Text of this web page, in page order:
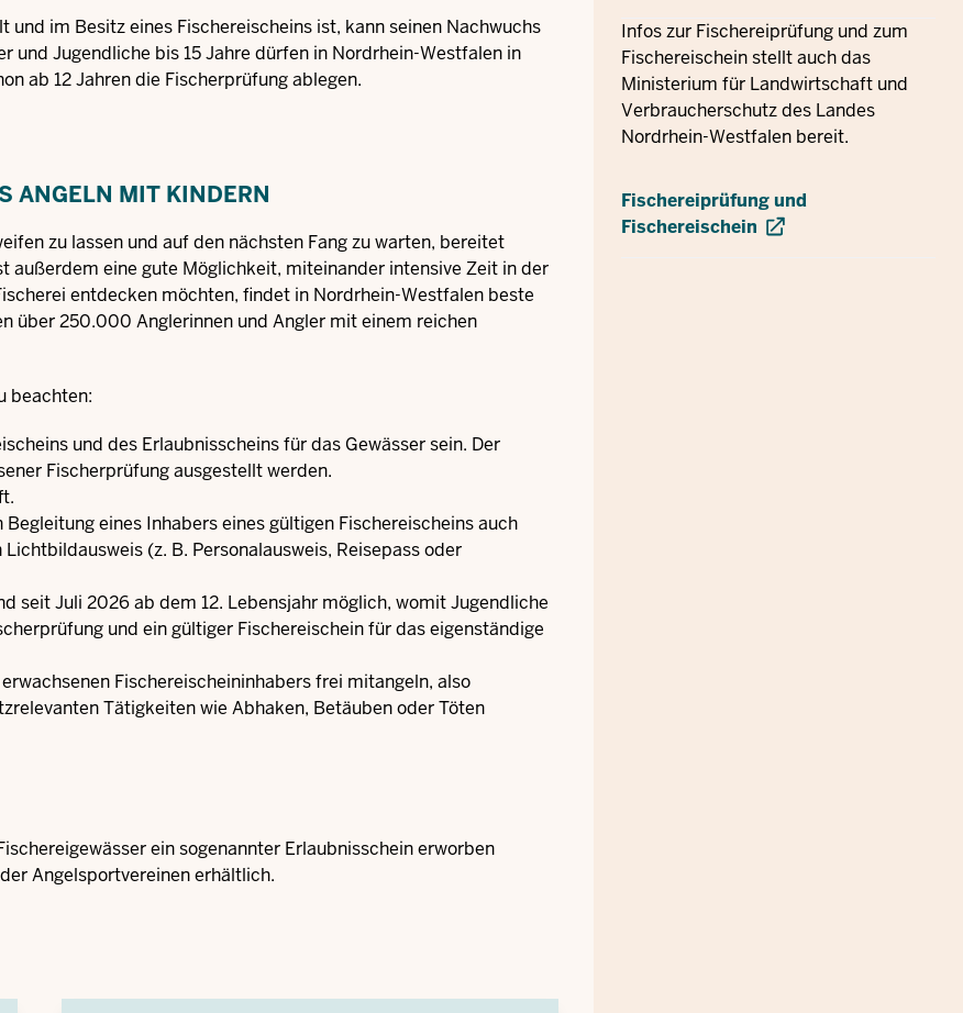
im Besitz eines Fischereischeins ist, kann seinen Nachwuchs
und Jugendliche bis 15 Jahre dürfen in Nordrhein-Westfalen in
ab 12 Jahren die Fischerprüfung ablegen.
ANGELN MIT KINDERN
zu lassen und auf den nächsten Fang zu warten, bereitet
außerdem eine gute Möglichkeit, miteinander intensive Zeit in der
entdecken möchten, findet in Nordrhein-Westfalen beste
über 250.000 Anglerinnen und Angler mit einem reichen
beachten:
und des Erlaubnisscheins für das Gewässer sein. Der
Fischerprüfung ausgestellt werden.
eines Inhabers eines gültigen Fischereischeins auch
(z. B. Personalausweis, Reisepass oder
seit Juli 2026 ab dem 12. Lebensjahr möglich, womit Jugendliche
und ein gültiger Fischereischein für das eigenständige
Fischereischeininhabers frei mitangeln, also
Tätigkeiten wie Abhaken, Betäuben oder Töten
ein sogenannter Erlaubnisschein erworben
Angelsportvereinen erhältlich.
Infos zur Fischereiprüfung und zum
Fischereischein stellt auch das
Ministerium für Landwirtschaft und
Verbraucherschutz des Landes
Nordrhein-Westfalen bereit.
Fischereiprüfung und
Fischereischein